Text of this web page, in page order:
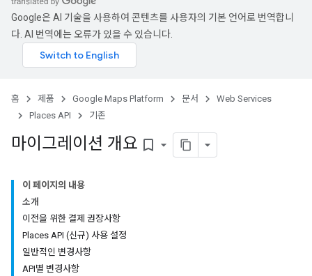
Google은 AI 기술을 사용하여 콘텐츠를 사용자의 기본 언어로 번역합니
다. AI 번역에는 오류가 있을 수 있습니다.
홈 제품 Google Maps Platform 문서
Web Services
Places API
기존
마이그레이션 개요 bookmark_border
이 페이지의 내용
소개
이전을 위한 결제 권장사항
Places API (신규) 사용 설정
일반적인 변경사항
API별 변경사항